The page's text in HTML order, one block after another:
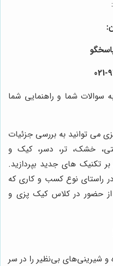
021-
سوالات شما و راهنمایی شما
می توانید به بررسی جزئیات
خشک، تر، دسر، کیک و
تکنیک های جدید بپردازید.
راستای نوع کسب و کاری که
از حضور در کلاس کیک پزی و
شیرینی‌های بی‌نظیر را در سر